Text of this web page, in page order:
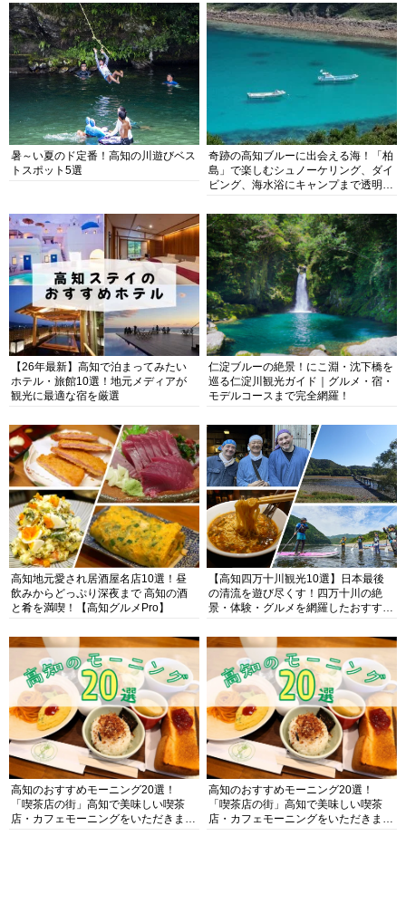
暑～い夏のド定番！高知の川遊びベス
トスポット5選
奇跡の高知ブルーに出会える海！「柏
島」で楽しむシュノーケリング、ダイ
ビング、海水浴にキャンプまで透明度
【26年最新】高知で泊まってみたい
ホテル・旅館10選！地元メディアが
観光に最適な宿を厳選
仁淀ブルーの絶景！にこ淵・沈下橋を
巡る仁淀川観光ガイド｜グルメ・宿・
モデルコースまで完全網羅！
高知地元愛され居酒屋名店10選！昼
飲みからどっぷり深夜まで 高知の酒
と肴を満喫！【高知グルメPro】
【高知四万十川観光10選】日本最後
の清流を遊び尽くす！四万十川の絶
景・体験・グルメを網羅したおすすめ
高知のおすすめモーニング20選！
「喫茶店の街」高知で美味しい喫茶
店・カフェモーニングをいただきま
高知のおすすめモーニング20選！
「喫茶店の街」高知で美味しい喫茶
店・カフェモーニングをいただきま